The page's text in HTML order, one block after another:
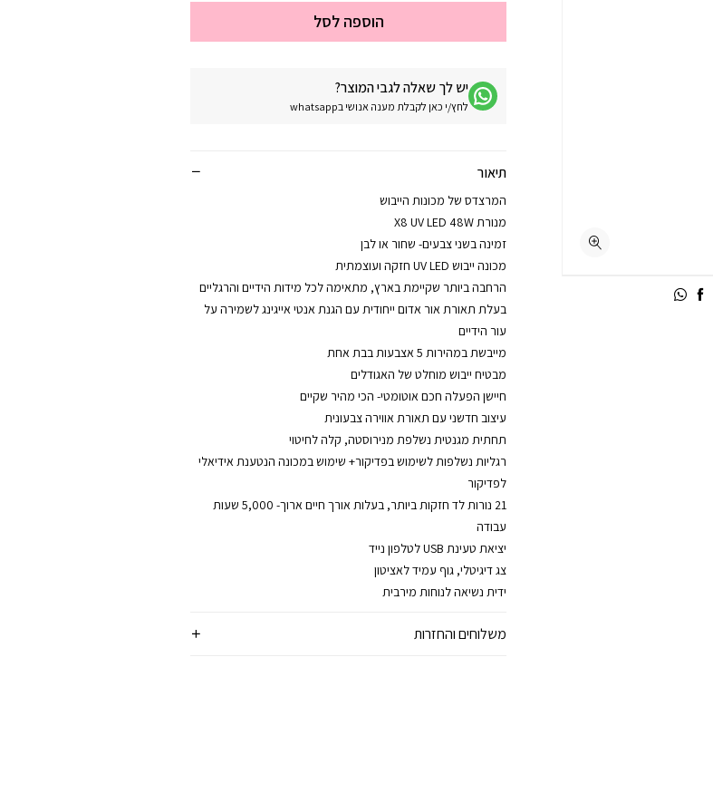
הוספה לסל
יש לך שאלה לגבי המוצר?
לחץ/י כאן לקבלת מענה אנושי בwhatsapp
תיאור
המרצדס של מכונות הייבוש
מנורת X8 UV LED 48W
זמינה בשני צבעים- שחור או לבן
מכונה ייבוש UV LED חזקה ועוצמתית
הרחבה ביותר שקיימת בארץ, מתאימה לכל מידות הידיים והרגליים
בעלת תאורת אור אדום ייחודית עם הגנת אנטי אייגינג לשמירה על
עור הידיים
מייבשת במהירות 5 אצבעות בבת אחת
מבטיח ייבוש מוחלט של האגודלים
חיישן הפעלה חכם אוטומטי- הכי מהיר שקיים
עיצוב חדשני עם תאורת אווירה צבעונית
תחתית מגנטית נשלפת מנירוסטה, קלה לחיטוי
רגליות נשלפות לשימוש בפדיקור+ שימוש במכונה הנטענת אידיאלי
לפדיקור
21 נורות לד חזקות ביותר, בעלות אורך חיים ארוך- 5,000 שעות
עבודה
יציאת טעינת USB לטלפון נייד
צג דיגיטלי, גוף עמיד לאציטון
ידית נשיאה לנוחות מירבית
משלוחים והחזרות